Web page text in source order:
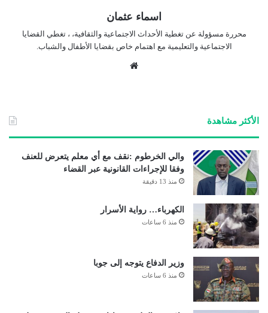
اسماء عثمان
محررة مسؤولة عن تغطية الأحداث الاجتماعية والثقافية، ، تغطي القضايا
الاجتماعية والتعليمية مع اهتمام خاص بقضايا الأطفال والشباب.
الأكثر مشاهدة
والي الخرطوم :نقف مع أي معلم يتعرض للعنف
وفقا للإجراءات القانونية عبر القضاء
منذ 13 دقيقة
الكهرباء… رواية الأسرار
منذ 6 ساعات
وزير الدفاع يتوجه إلى جوبا
منذ 6 ساعات